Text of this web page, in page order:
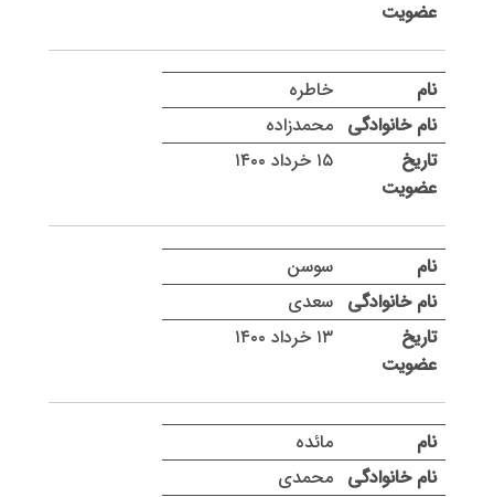
خاطره
محمدزاده
۱۵ خرداد ۱۴۰۰
سوسن
سعدی
۱۳ خرداد ۱۴۰۰
مائده
محمدی